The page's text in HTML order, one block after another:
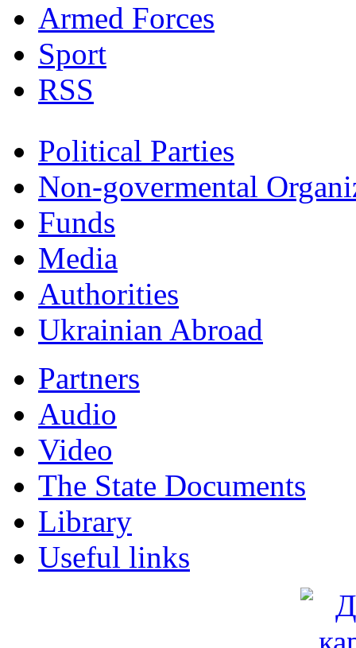
Armed Forces
Sport
RSS
Political Parties
Non-govermental
Funds
Мedia
Authorities
Ukrainian Abroad
Partners
Audio
Video
The State Documents
Library
Useful links